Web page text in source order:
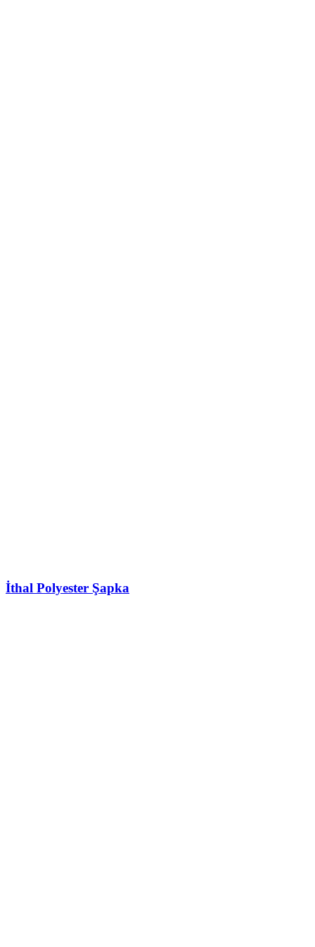
İthal Polyester Şapka